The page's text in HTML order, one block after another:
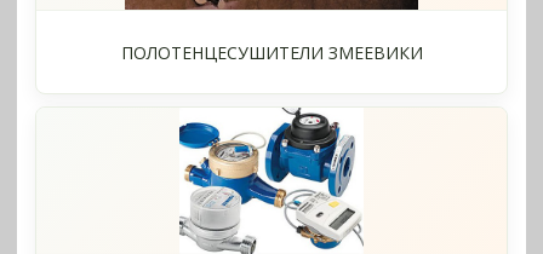
ПОЛОТЕНЦЕСУШИТЕЛИ ЗМЕЕВИКИ